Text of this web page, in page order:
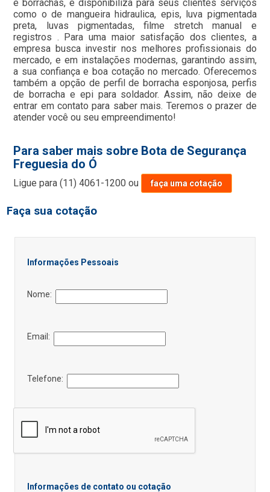
e borrachas, e disponibiliza para seus clientes serviços
como o de mangueira hidraulica, epis, luva pigmentada
preta, luvas pigmentadas, filme stretch manual e
registros . Para uma maior satisfação dos clientes, a
empresa busca investir nos melhores profissionais do
mercado, e em instalações modernas, garantindo assim,
a sua confiança e boa cotação no mercado. Oferecemos
também a opção de perfil de borracha esponjosa, perfis
de borracha e epi para soldador. Assim, não deixe de
entrar em contato para saber mais. Teremos o prazer de
atender você ou seu empreendimento!
Para saber mais sobre Bota de Segurança
Freguesia do Ó
Ligue para(11) 4061-1200 ou faça uma cotação
Faça sua cotação
Informações Pessoais
Nome:
Email:
Telefone:
Informações de contato ou cotação